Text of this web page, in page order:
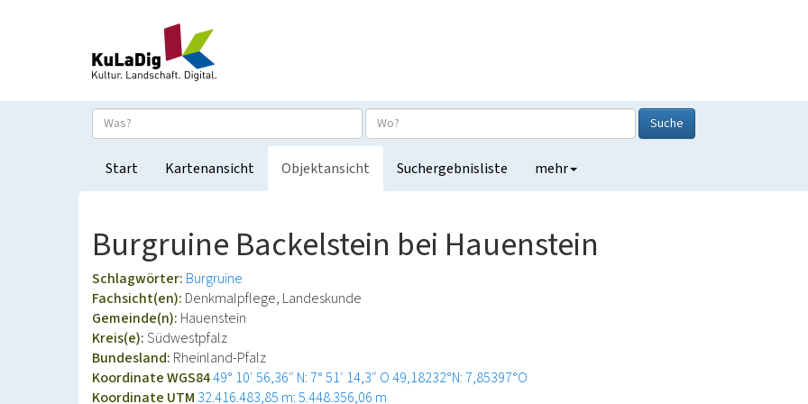
Suche
Start Kartenansicht Objektansicht Suchergebnisliste mehr
Burgruine Backelstein bei Hauenstein
Schlagwörter: Burgruine
Fachsicht(en): Denkmalpflege, Landeskunde
Gemeinde(n): Hauenstein
Kreis(e):Südwestpfalz
Bundesland: Rheinland-Pfalz
Koordinate WGS8449° 10′ 56,36″ N: 7° 51′ 14,3″ O49,18232°N: 7,85397°O
Koordinate UTM 32.416.483,85 m: 5.448.356,06 m